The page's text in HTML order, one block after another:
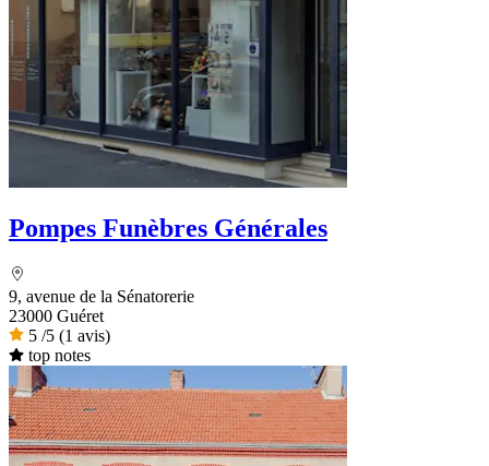
Pompes Funèbres Générales
9, avenue de la Sénatorerie
23000 Guéret
5 /5 (1 avis)
top notes